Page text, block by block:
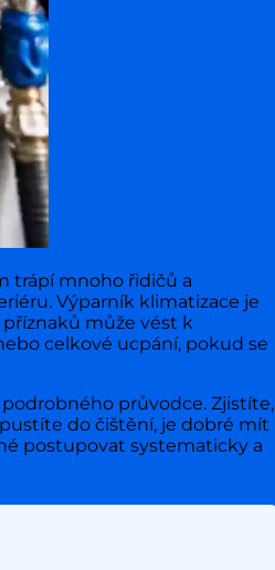
trápí mnoho řidičů a
Výparník klimatizace je
může vést k
celkové ucpání, pokud se
průvodce. Zjistíte,
do čištění, je dobré mít
postupovat systematicky a